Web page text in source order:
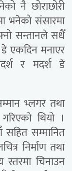
नै छोराछोरी
भनेको संसारमा
सन्तानले सधैँ
डे एकदिन मनाएर
र मदर्श डे
भ्लगर तथा
गरिएको थियो ।
सहित सम्मानित
निर्माण तथा
स्तरमा चिनाउन